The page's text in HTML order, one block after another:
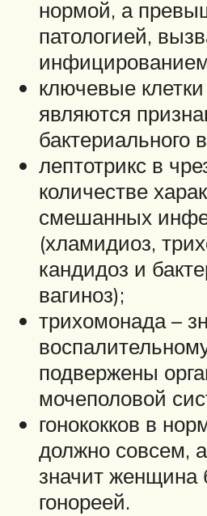
нормой, а
патологией,
ключевые
являются
бактериального
лептотрикс в
количестве
смешанных
(хламидиоз,
кандидоз и
вагиноз);
трихомонада –
подвержены
мочеполовой
гонококков в
должно совсем,
значит женщина
гонореей.